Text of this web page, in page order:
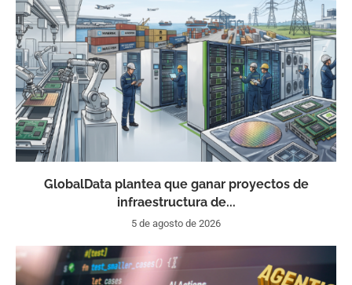
GlobalData plantea que ganar proyectos de
infraestructura de...
5 de agosto de 2026